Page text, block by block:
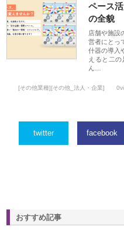
ペース
の全貌
店舗や施設
営者にとっ
什器の導入
えると二
ん…
[その他業種][その他_法人・企業]
twitter facebook
おすすめ記事